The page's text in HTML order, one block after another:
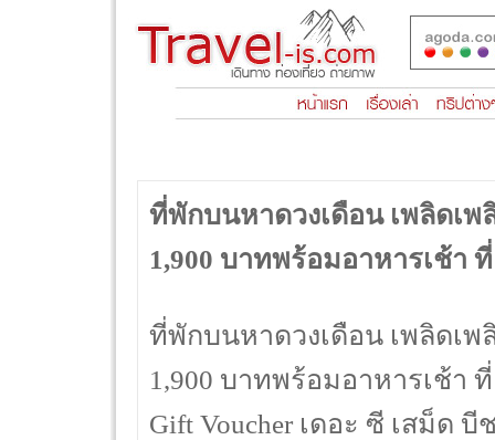
ที่พักบนหาดวงเดือน เพลิดเ
1,900 บาทพร้อมอาหารเช้า
ที่พักบนหาดวงเดือน เพลิดเ
1,900 บาทพร้อมอาหารเช้า
Gift Voucher เดอะ ซี เสม็ด